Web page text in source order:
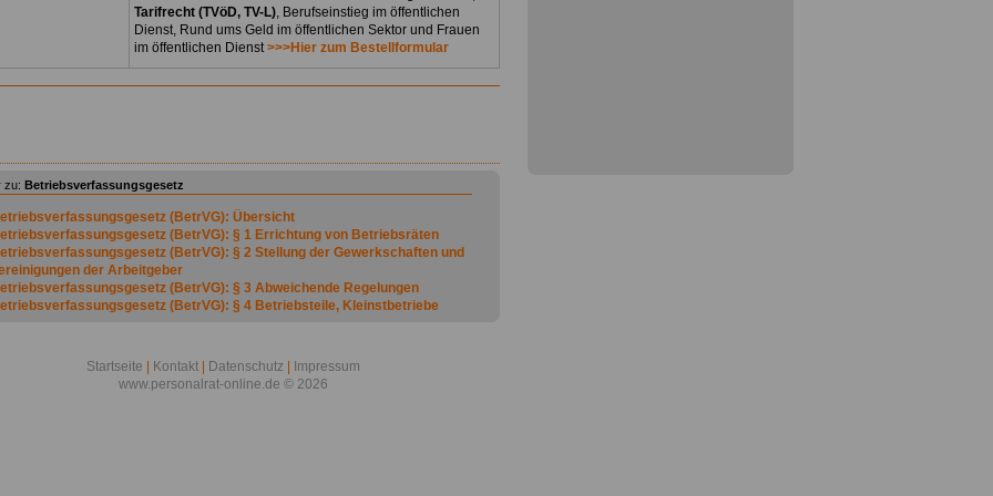
Tarifrecht (TVöD, TV-L), Berufseinstieg im öffentlichen
Dienst, Rund ums Geld im öffentlichen Sektor und Frauen
im öffentlichen Dienst>>>Hier zum Bestellformular
zu: Betriebsverfassungsgesetz
(BetrVG): Übersicht
(BetrVG): § 1 Errichtung von Betriebsräten
(BetrVG): § 2 Stellung der Gewerkschaften und
der Arbeitgeber
(BetrVG): § 3 Abweichende Regelungen
(BetrVG): § 4 Betriebsteile, Kleinstbetriebe
(BetrVG): § 7 Wahlberechtigung
(BetrVG): § 8 Wählbarkeit
(BetrVG): § 9 Zahl der Betriebsratsmitglieder *)
Startseite Kontakt Datenschutz
Impressum
www.personalrat-online.de © 2026